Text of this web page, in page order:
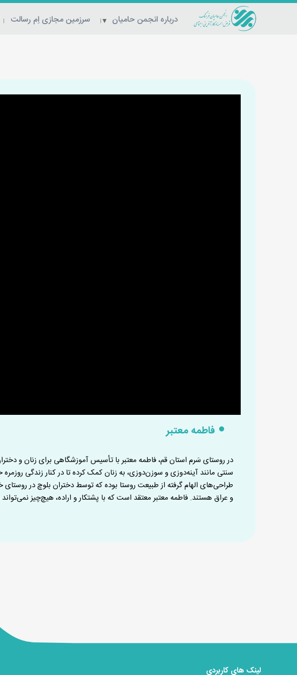
درباره انجمن حامیان سرزمین مجازی اِم‌ رسالت
فاطمه معتبر
در روستای سَرم استان قم، فاطمه معتبر با تأسیس آموزشگاهی برای زنان و
سنتی مانند آینه‌دوزی و سوزن‌دوزی، به زنان کمک کرده تا در کنار زندگی
طراحی‌های الهام گرفته از طبیعت روستا بوده که توسط دختران بلوچ در
و عراق هستند. فاطمه معتبر معتقد است که با پشتکار و اراده، هیچ‌چیز
لینک های کاربردی